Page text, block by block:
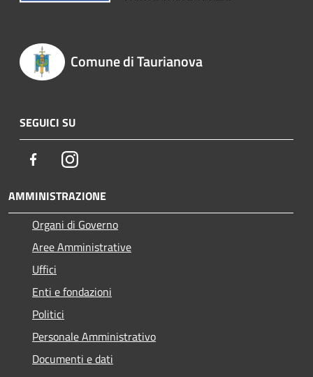
Comune di Taurianova
SEGUICI SU
FacebookInstagram
AMMINISTRAZIONE
Organi di Governo
Aree Amministrative
Uffici
Enti e fondazioni
Politici
Personale Amministrativo
Documenti e dati